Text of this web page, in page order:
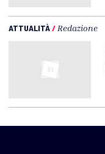
ATTUALITÀ/ Redazione